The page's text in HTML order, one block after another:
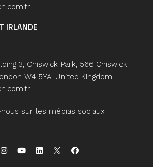
IRLANDE
3, Chiswick Park, 566 Chiswick
W4 5YA, United Kingdom
sur les médias sociaux